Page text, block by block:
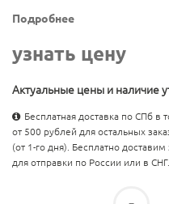
Подробнее
узнать цену
Актуальные цены и наличие
Бесплатная доставка по СПб в
от 500 рублей для остальных
(от 1-го дня). Бесплатно
для отправки по России или в СНГ.